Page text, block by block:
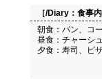
［/Diary： 食事
朝食：パン、コ
昼食：チャーシ
夕食：寿司、ピ